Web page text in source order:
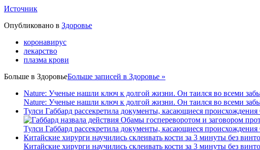
Источник
Опубликовано в Здоровье
коронавирус
лекарство
плазма крови
Больше в ЗдоровьеБольше записей в Здоровье »
Nature: Ученые нашли ключ к долгой жизни. Он таился во всеми
Nature: Ученые нашли ключ к долгой жизни. Он таился во всеми
Тулси Габбард рассекретила документы, касающиеся
Тулси Габбард рассекретила документы, касающиеся
Китайские хирурги научились склеивать кости за 3 минуты без
Китайские хирурги научились склеивать кости за 3 минуты без